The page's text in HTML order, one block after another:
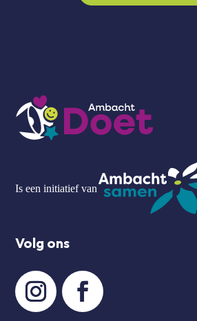
Is een initiatief van
Volg ons